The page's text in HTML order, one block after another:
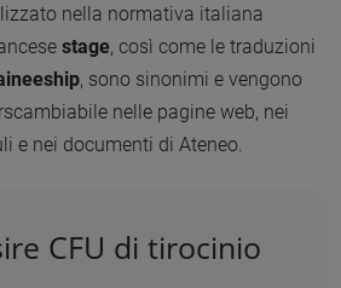
nella normativa italiana
stage, così come le traduzioni
, sono sinonimi e vengono
nelle pagine web, nei
e nei documenti di Ateneo.
CFU di tirocinio